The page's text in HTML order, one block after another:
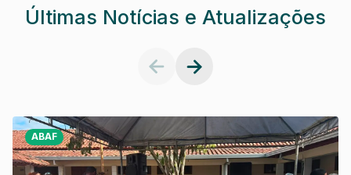
Últimas Notícias e Atualizações
ABAF